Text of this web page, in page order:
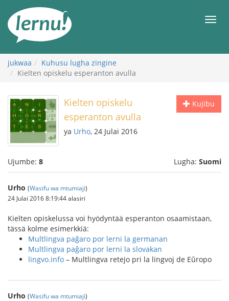
maudhui
jukwaa
Kuhusu lugha zingine
Kielten opiskelu esperanton avulla
Kujibu
Kielten opiskelu
esperanton avulla
ya Urho, 24 Julai 2016
Ujumbe: 8 Lugha: Suomi
Urho (Wasifu wa mtumiaji)
24 Julai 2016 8:19:44 alasiri
Kielten opiskelussa voi hyödyntää esperanton osaamistaan,
tässä kolme esimerkkiä:
Multlingva paĝaro por lerni la germanan
Multlingva paĝaro por lerni la slovakan
lingvo.info – Multlingva retejo pri la lingvoj de Eŭropo
Urho (Wasifu wa mtumiaji)